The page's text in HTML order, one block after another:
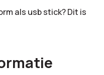
als usb stick? Dit is